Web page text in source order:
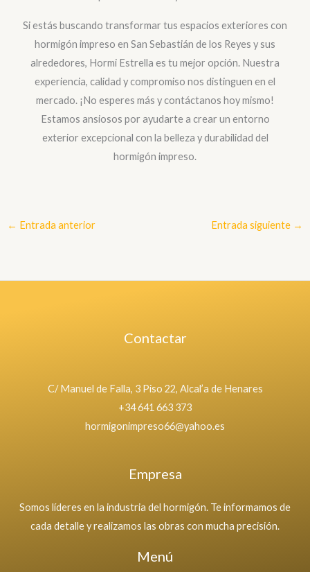
Si estás buscando transformar tus espacios exteriores con
hormigón impreso en San Sebastián de los Reyes y sus
alrededores, Hormi Estrella es tu mejor opción. Nuestra
experiencia, calidad y compromiso nos distinguen en el
mercado. ¡No esperes más y contáctanos hoy mismo!
Estamos ansiosos por ayudarte a crear un entorno
exterior excepcional con la belleza y durabilidad del
hormigón impreso.
← Entrada anterior Entrada siguiente →
Contactar
C/ Manuel de Falla, 3 Piso 22, Alcal’a de Henares
+34 641 663 373
hormigonimpreso66@yahoo.es
Empresa
Somos líderes en la industria del hormigón. Te informamos de
cada detalle y realizamos las obras con mucha precisión.
Menú